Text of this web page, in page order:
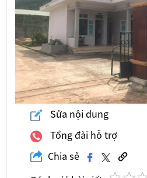
Sửa nội dung
Tổng đài hỗ trợ
Chia sẻ